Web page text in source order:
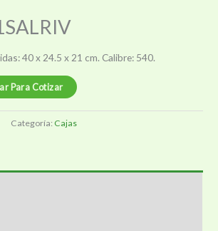
40 x 24.5 x 21 cm. Calibre: 540.
Para Cotizar
Categoría: Cajas